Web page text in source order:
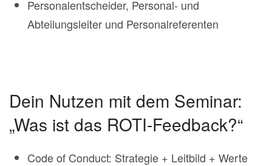
Personalentscheider, Personal- und
Abteilungsleiter und Personalreferenten
Dein Nutzen mit dem Seminar:
„Was ist das ROTI-Feedback?“
Code of Conduct: Strategie + Leitbild + Werte